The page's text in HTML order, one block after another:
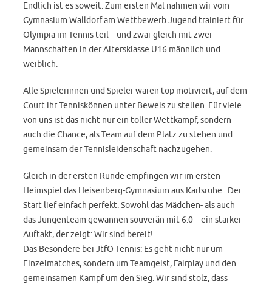
Endlich ist es soweit: Zum ersten Mal nahmen wir vom
Gymnasium Walldorf am Wettbewerb Jugend trainiert für
Olympia im Tennis teil – und zwar gleich mit zwei
Mannschaften in der Altersklasse U16 männlich und
weiblich.
Alle Spielerinnen und Spieler waren top motiviert, auf dem
Court ihr Tenniskönnen unter Beweis zu stellen. Für viele
von uns ist das nicht nur ein toller Wettkampf, sondern
auch die Chance, als Team auf dem Platz zu stehen und
gemeinsam der Tennisleidenschaft nachzugehen.
Gleich in der ersten Runde empfingen wir im ersten
Heimspiel das Heisenberg-Gymnasium aus Karlsruhe. Der
Start lief einfach perfekt. Sowohl das Mädchen- als auch
das Jungenteam gewannen souverän mit 6:0 – ein starker
Auftakt, der zeigt: Wir sind bereit!
Das Besondere bei JtfO Tennis: Es geht nicht nur um
Einzelmatches, sondern um Teamgeist, Fairplay und den
gemeinsamen Kampf um den Sieg. Wir sind stolz, dass